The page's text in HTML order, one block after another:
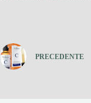
PRECEDENTE